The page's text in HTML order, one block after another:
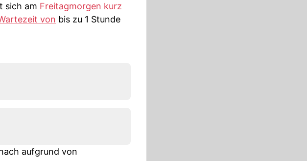
sich am Freitagmorgen kurz
von bis zu 1 Stunde
aufgrund von